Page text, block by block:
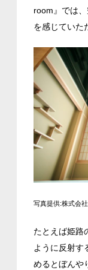
room』では
を感じていた
写真提供:株式会
たとえば姫路
ように反射す
めるとぼんや